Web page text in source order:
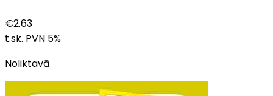
€2.63
t.sk. PVN 5%
Noliktavā